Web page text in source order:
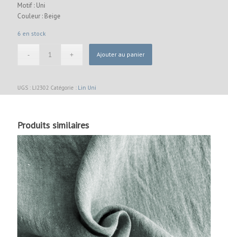
Motif : Uni
Couleur : Beige
6 en stock
Ajouter au panier
UGS : LI2302 Catégorie : Lin Uni
Produits similaires